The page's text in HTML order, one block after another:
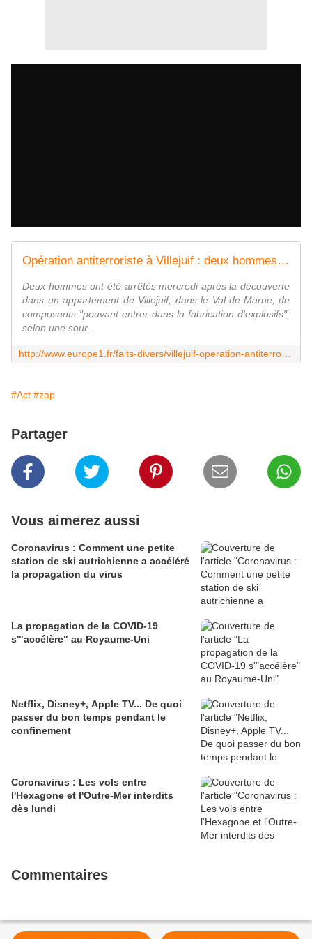
Opération antiterroriste à Villejuif : deux hommes interpellés
Deux hommes ont été arrêtés mercredi après la découverte
dans un appartement de Villejuif, dans le Val-de-Marne, de
composants "pouvant entrer dans la fabrication d'explosifs",
selon une sour...
#Act #zap
Partager
Vous aimerez aussi
Coronavirus : Comment une petite
station de ski autrichienne a accéléré
la propagation du virus
La propagation de la COVID-19
s'"accélère" au Royaume-Uni
Netflix, Disney+, Apple TV... De quoi
passer du bon temps pendant le
confinement
Coronavirus : Les vols entre
l'Hexagone et l'Outre-Mer interdits
dès lundi
Commentaires